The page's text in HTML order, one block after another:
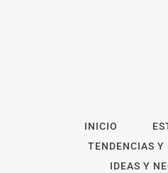
INICIO
TENDENCIAS Y
IDEAS Y